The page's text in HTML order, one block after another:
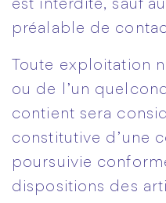
est interdite, sauf
préalable de
Toute exploitation
ou de l’un
contient sera
constitutive d’une
poursuivie
dispositions des